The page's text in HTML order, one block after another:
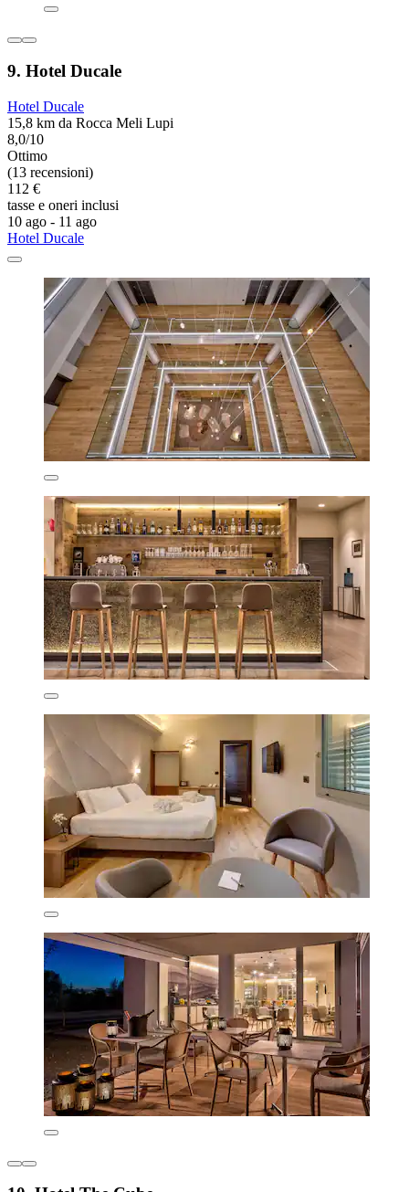
9. Hotel Ducale
Hotel Ducale
15,8 km da Rocca Meli Lupi
8,0/10
Ottimo
(13 recensioni)
112 €
tasse e oneri inclusi
10 ago - 11 ago
Hotel Ducale